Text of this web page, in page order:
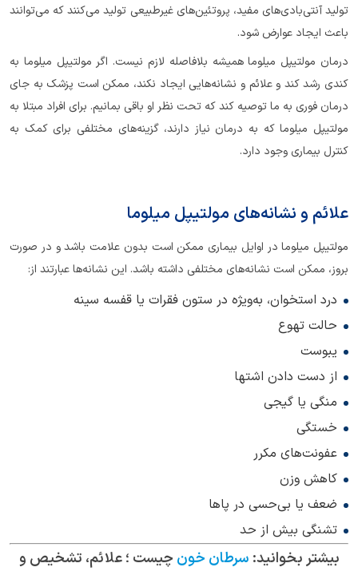
تولید آنتی‌بادی‌های مفید، پروتئین‌های غیرطبیعی تولید می‌کنند که می‌توانند
باعث ایجاد عوارض شود.
درمان مولتیپل میلوما همیشه بلافاصله لازم نیست. اگر مولتیپل میلوما به
کندی رشد کند و علائم و نشانه‌هایی ایجاد نکند، ممکن است پزشک به جای
درمان فوری به ما توصیه کند که تحت نظر او باقی بمانیم. برای افراد مبتلا به
مولتیپل میلوما که به درمان نیاز دارند، گزینه‌های مختلفی برای کمک به
کنترل بیماری وجود دارد.
علائم و نشانه‌های مولتیپل میلوما
مولتیپل میلوما در اوایل بیماری ممکن است بدون علامت باشد و در صورت
بروز، ممکن است نشانه‌های مختلفی داشته باشد. این نشانه‌ها عبارتند از:
درد استخوان، به‌ویژه در ستون فقرات یا قفسه سینه
حالت تهوع
یبوست
از دست دادن اشتها
منگی یا گیجی
خستگی
عفونت‌های مکرر
کاهش وزن
ضعف یا بی‌حسی در پاها
تشنگی بیش از حد
بیشتر بخوانید: سرطان خون چیست ؛ علائم، تشخیص و